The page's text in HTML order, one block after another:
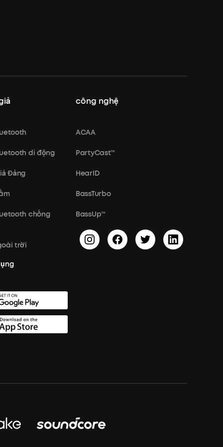
di động
Đảng
chống
trời
công nghệ
ACAA
PartyCast™
HearID
BassTurbo
BassUp™